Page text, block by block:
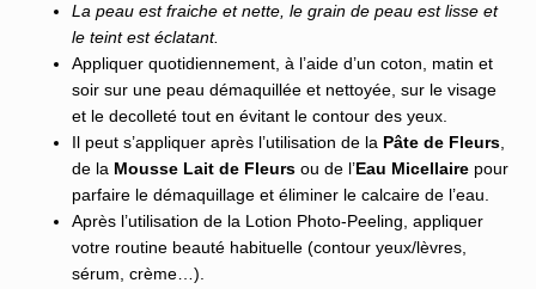
La peau est fraiche et nette, le grain de peau est lisse et
le teint est éclatant.
Appliquer quotidiennement, à l’aide d’un coton, matin et
soir sur une peau démaquillée et nettoyée, sur le visage
et le decolleté tout en évitant le contour des yeux.
Il peut s’appliquer après l’utilisation de la Pâte de Fleurs
de la Mousse Lait de Fleurs ou de l’Eau Micellaire pour
parfaire le démaquillage et éliminer le calcaire de l’eau.
Après l’utilisation de la Lotion Photo-Peeling, appliquer
votre routine beauté habituelle (contour yeux/lèvres,
sérum, crème…).